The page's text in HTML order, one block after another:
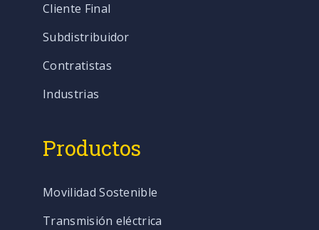
Cliente Final
Subdistribuidor
Contratistas
Industrias
Productos
Movilidad Sostenible
Transmisión eléctrica